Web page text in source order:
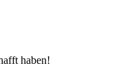
haben!